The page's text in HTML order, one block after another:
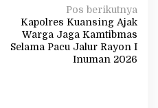
Pos berikutnya
Kapolres Kuansing Ajak
Warga Jaga Kamtibmas
Selama Pacu Jalur Rayon I
Inuman 2026